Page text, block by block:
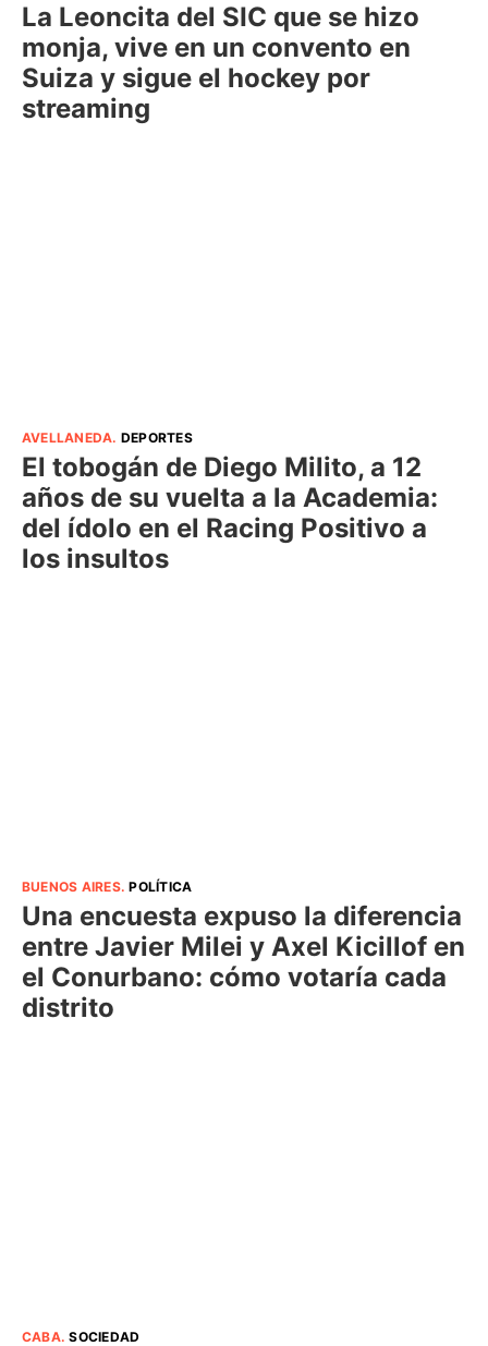
La Leoncita del SIC que se hizo
monja, vive en un convento en
Suiza y sigue el hockey por
streaming
AVELLANEDA. DEPORTES
El tobogán de Diego Milito, a 12
años de su vuelta a la Academia:
del ídolo en el Racing Positivo a
los insultos
BUENOS AIRES.POLÍTICA
Una encuesta expuso la diferencia
entre Javier Milei y Axel Kicillof en
el Conurbano: cómo votaría cada
distrito
CABA.SOCIEDAD